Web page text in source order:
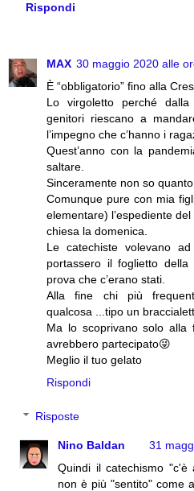
Rispondi
MAX 30 maggio 2020 alle
È “obbligatorio” fino alla
Lo virgoletto perché
genitori riescano a
l’impegno che c’hanno i
Quest’anno con la
saltare.
Sinceramente non so
Comunque pure con mia
elementare) l’espediente
chiesa la domenica.
Le catechiste volevano
portassero il foglietto
prova che c’erano stati.
Alla fine chi più
qualcosa ...tipo un
Ma lo scoprivano solo alla
avrebbero partecipato😜
Meglio il tuo gelato
Rispondi
Risposte
Nino Baldan
31
Quindi il catechismo
non è più "sentito" come